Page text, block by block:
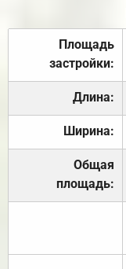
Площадь
застройки:
Длина:
Ширина:
Общая
площадь: